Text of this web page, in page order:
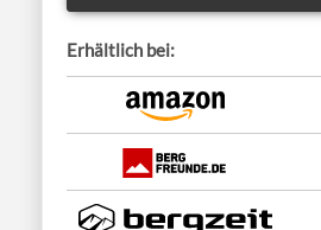
Erhältlich bei: